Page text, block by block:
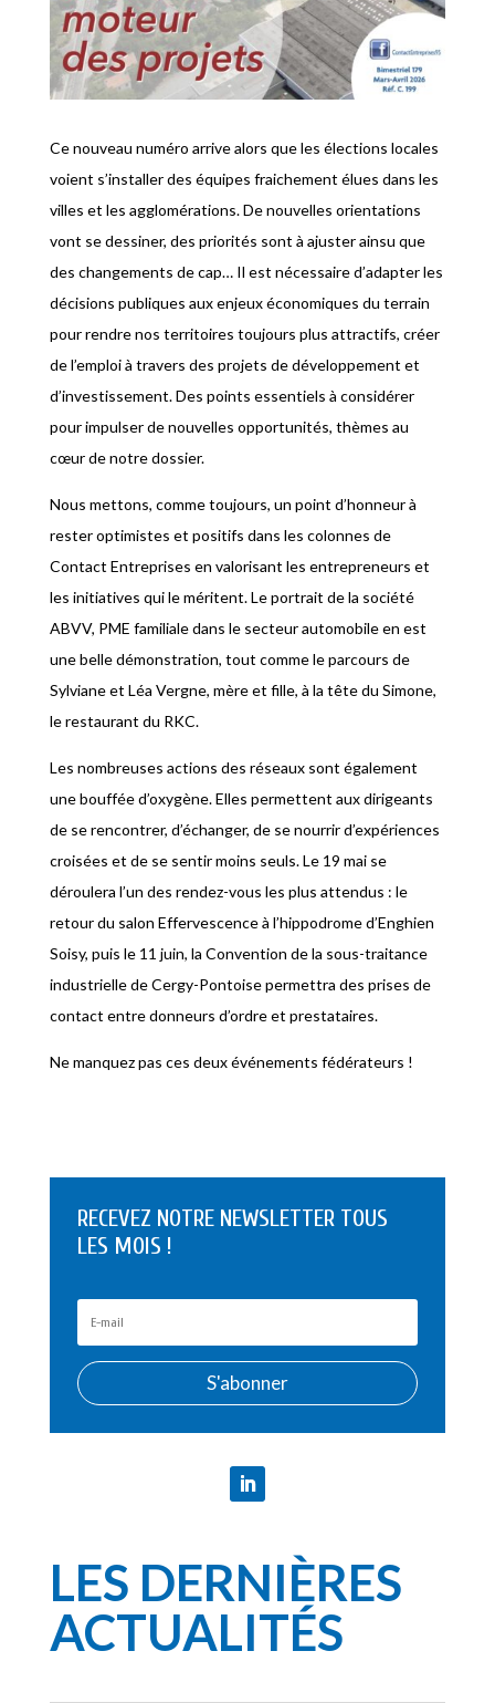
Ce nouveau numéro arrive alors que les élections locales
voient s’installer des équipes fraichement élues dans les
villes et les agglomérations. De nouvelles orientations
vont se dessiner, des priorités sont à ajuster ainsu que
des changements de cap… Il est nécessaire d’adapter les
décisions publiques aux enjeux économiques du terrain
pour rendre nos territoires toujours plus attractifs, créer
de l’emploi à travers des projets de développement et
d’investissement. Des points essentiels à considérer
pour impulser de nouvelles opportunités, thèmes au
cœur de notre dossier.
Nous mettons, comme toujours, un point d’honneur à
rester optimistes et positifs dans les colonnes de
Contact Entreprises en valorisant les entrepreneurs et
les initiatives qui le méritent. Le portrait de la société
ABVV, PME familiale dans le secteur automobile en est
une belle démonstration, tout comme le parcours de
Sylviane et Léa Vergne, mère et fille, à la tête du Simone,
le restaurant du RKC.
Les nombreuses actions des réseaux sont également
une bouffée d’oxygène. Elles permettent aux dirigeants
de se rencontrer, d’échanger, de se nourrir d’expériences
croisées et de se sentir moins seuls. Le 19 mai se
déroulera l’un des rendez-vous les plus attendus : le
retour du salon Effervescence à l’hippodrome d’Enghien
Soisy, puis le 11 juin, la Convention de la sous-traitance
industrielle de Cergy-Pontoise permettra des prises de
contact entre donneurs d’ordre et prestataires.
Ne manquez pas ces deux événements fédérateurs !
RECEVEZ NOTRE NEWSLETTER TOUS
LES MOIS !
S'abonner
LES DERNIÈRES
ACTUALITÉS